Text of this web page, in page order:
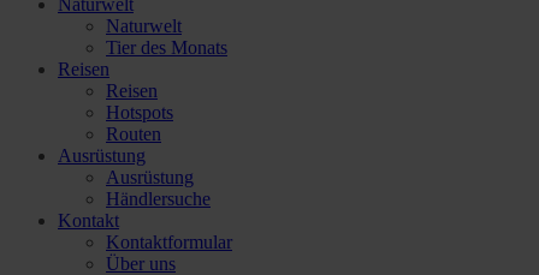
Naturwelt
Naturwelt
Tier des Monats
Reisen
Reisen
Hotspots
Routen
Ausrüstung
Ausrüstung
Händlersuche
Kontakt
Kontaktformular
Über uns